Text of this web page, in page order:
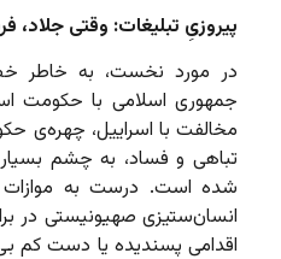
پیروزیِ تبلیغات: وقتی جلاد،
در مورد نخست، به خاطر
جمهوری اسلامی با حکومت
مخالفت با اسراییل، چهره‌ی
تباهی و فساد، به چشم
انسان‌ستیزی صهیونیستی در
اقدامی پسندیده یا دست کم